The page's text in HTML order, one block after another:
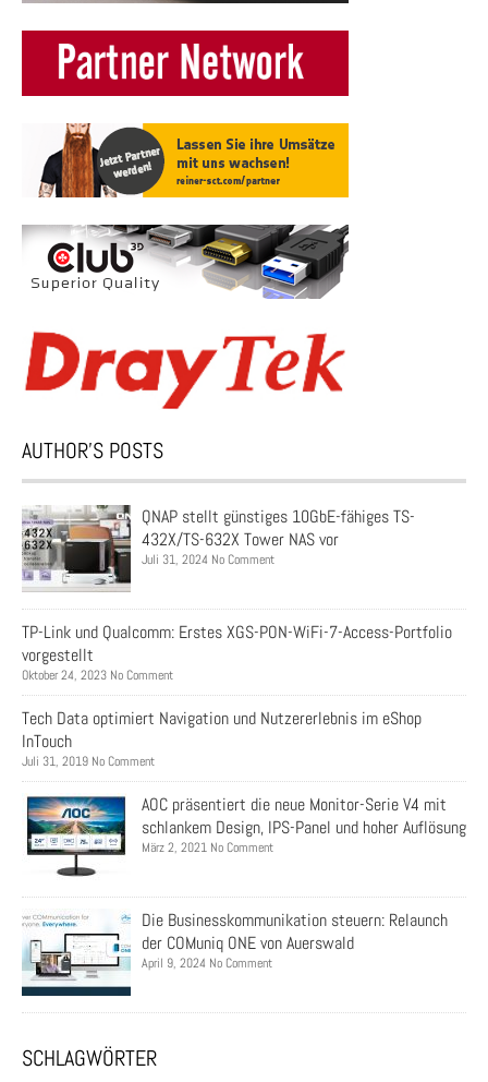
AUTHOR’S POSTS
QNAP stellt günstiges 10GbE-fähiges TS-
432X/TS-632X Tower NAS vor
Juli 31, 2024 No Comment
TP-Link und Qualcomm: Erstes XGS-PON-WiFi-7-Access-Portfolio
vorgestellt
Oktober 24, 2023 No Comment
Tech Data optimiert Navigation und Nutzererlebnis im eShop
InTouch
Juli 31, 2019 No Comment
AOC präsentiert die neue Monitor-Serie V4 mit
schlankem Design, IPS-Panel und hoher Auflösung
März 2, 2021 No Comment
Die Businesskommunikation steuern: Relaunch
der COMuniq ONE von Auerswald
April 9, 2024 No Comment
SCHLAGWÖRTER